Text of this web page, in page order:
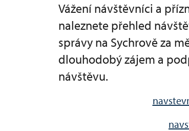
Vážení návštěvníci a
naleznete přehled
správy na Sychrově za
dlouhodobý zájem a
návštěvu.